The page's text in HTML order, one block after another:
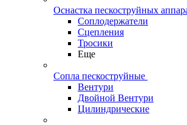
Оснастка пескоструйных
Соплодержатели
Сцепления
Тросики
Еще
Сопла пескоструйные
Вентури
Двойной Вентури
Цилиндрические